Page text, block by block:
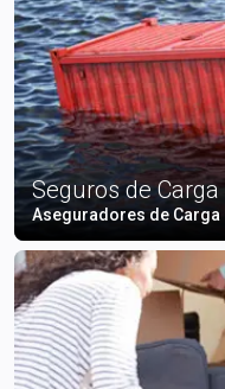
Seguros de Carga
Aseguradores de Carga